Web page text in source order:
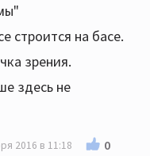
строится на басе.
зрения.
здесь не
2016 в 11:18 0